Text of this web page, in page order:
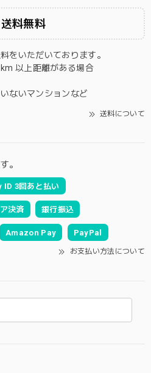
送料無料
をいただいております。
以上距離がある場合
ないマンションなど
送料について
。
ID 3回あと払い
決済 銀行振込
Amazon Pay PayPal
お支払い方法について